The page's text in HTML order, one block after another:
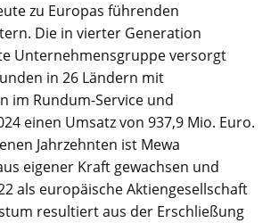
zu Europas führenden
Die in vierter Generation
Unternehmensgruppe versorgt
in 26 Ländern mit
im Rundum-Service und
einen Umsatz von 937,9 Mio. Euro.
Jahrzehnten ist Mewa
eigener Kraft gewachsen und
als europäische Aktiengesellschaft
resultiert aus der Erschließung